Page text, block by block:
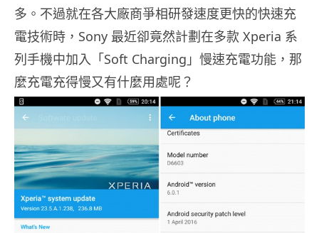
多。不過就在各大廠商爭相研發速度更快的快速充
電技術時，Sony 最近卻竟然計劃在多款 Xperia 系
列手機中加入「Soft Charging」慢速充電功能，那
麼充電充得慢又有什麼用處呢？